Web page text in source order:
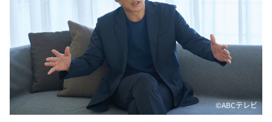
©️ABCテレビ